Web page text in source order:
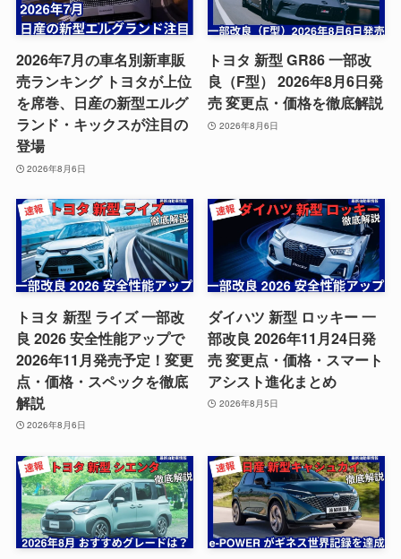
2026年7月の車名別新車販
売ランキング トヨタが上位
を席巻、日産の新型エルグ
ランド・キックスが注目の
登場
2026年8月6日
トヨタ 新型 GR86 一部改
良（F型） 2026年8月6日発
売 変更点・価格を徹底解説
2026年8月6日
トヨタ 新型 ライズ 一部改
良 2026 安全性能アップで
2026年11月発売予定！変更
点・価格・スペックを徹底
解説
2026年8月6日
ダイハツ 新型 ロッキー 一
部改良 2026年11月24日発
売 変更点・価格・スマート
アシスト進化まとめ
2026年8月5日